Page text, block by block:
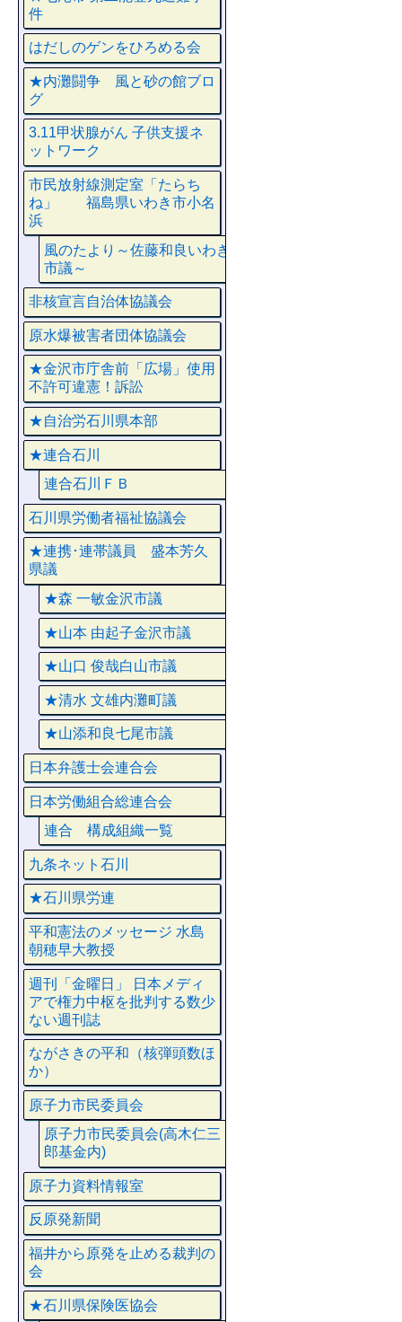
件
はだしのゲンをひろめる会
★内灘闘争 風と砂の館ブロ
グ
3.11甲状腺がん 子供支援ネ
ットワーク
市民放射線測定室「たらち
ね」 福島県いわき市小名
浜
風のたより～佐藤和良いわき
市議～
非核宣言自治体協議会
原水爆被害者団体協議会
★金沢市庁舎前「広場」使用
不許可違憲！訴訟
★自治労石川県本部
★連合石川
連合石川ＦＢ
石川県労働者福祉協議会
★連携･連帯議員 盛本芳久
県議
★森 一敏金沢市議
★山本 由起子金沢市議
★山口 俊哉白山市議
★清水 文雄内灘町議
★山添和良七尾市議
日本弁護士会連合会
日本労働組合総連合会
連合 構成組織一覧
九条ネット石川
★石川県労連
平和憲法のメッセージ 水島
朝穂早大教授
週刊「金曜日」 日本メディ
アで権力中枢を批判する数少
ない週刊誌
ながさきの平和（核弾頭数ほ
か）
原子力市民委員会
原子力市民委員会(高木仁三
郎基金内)
原子力資料情報室
反原発新聞
福井から原発を止める裁判の
会
★石川県保険医協会